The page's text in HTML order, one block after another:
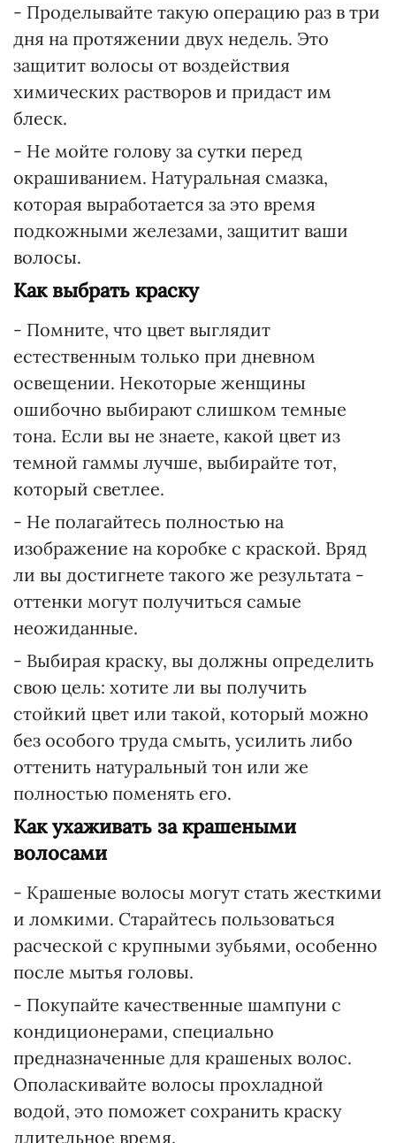
- Проделывайте такую операцию раз в три
дня на протяжении двух недель. Это
защитит волосы от воздействия
химических растворов и придаст им
блеск.
- Не мойте голову за сутки перед
окрашиванием. Натуральная смазка,
которая выработается за это время
подкожными железами, защитит ваши
волосы.
Как выбрать краску
- Помните, что цвет выглядит
естественным только при дневном
освещении. Некоторые женщины
ошибочно выбирают слишком темные
тона. Если вы не знаете, какой цвет из
темной гаммы лучше, выбирайте тот,
который светлее.
- Не полагайтесь полностью на
изображение на коробке с краской. Вряд
ли вы достигнете такого же результата -
оттенки могут получиться самые
неожиданные.
- Выбирая краску, вы должны определить
свою цель: хотите ли вы получить
стойкий цвет или такой, который можно
без особого труда смыть, усилить либо
оттенить натуральный тон или же
полностью поменять его.
Как ухаживать за крашеными
волосами
- Крашеные волосы могут стать жесткими
и ломкими. Старайтесь пользоваться
расческой с крупными зубьями, особенно
после мытья головы.
- Покупайте качественные шампуни с
кондиционерами, специально
предназначенные для крашеных волос.
Ополаскивайте волосы прохладной
водой, это поможет сохранить краску
длительное время.